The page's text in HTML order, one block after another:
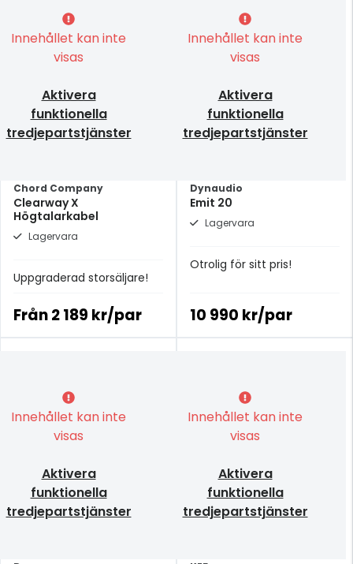
Innehållet kan inte
visas
Aktivera
funktionella
tredjepartstjänster
Chord Company
Clearway X
Högtalarkabel
Lagervara
Uppgraderad storsäljare!
Från2 189 kr/par
Innehållet kan inte
visas
Aktivera
funktionella
tredjepartstjänster
Dynaudio
Emit 20
Lagervara
Otrolig för sitt pris!
10 990 kr/par
Innehållet kan inte
visas
Aktivera
funktionella
tredjepartstjänster
Innehållet kan inte
visas
Aktivera
funktionella
tredjepartstjänster